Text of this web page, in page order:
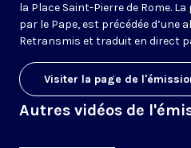
la Place Saint-Pierre de Rome.
par le Pape, est précédée d’une
Retransmis et traduit en direct
Visiter la page de
Autres vidéos de